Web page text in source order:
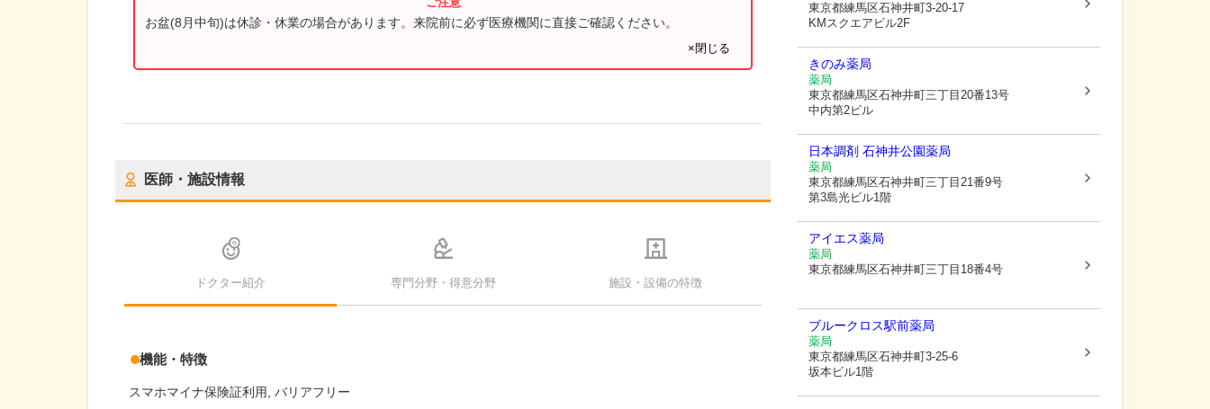
お盆(8月中旬)は休診・休業の場合があります。来院前に必ず医療機関に直接ご確認ください。
×閉じる
医師・施設情報
ドクター紹介 専門分野・得意分野 施設・設備の特徴
機能・特徴
スマホマイナ保険証利用 バリアフリー
東京都練馬区石神井町3-20-17
KMスクエアビル2F
きのみ薬局
薬局
東京都練馬区石神井町三丁目20番13号
中内第2ビル
日本調剤 石神井公園薬局
薬局
東京都練馬区石神井町三丁目21番9号
第3島光ビル1階
アイエス薬局
薬局
東京都練馬区石神井町三丁目18番4号
ブルークロス駅前薬局
薬局
東京都練馬区石神井町3-25-6
坂本ビル1階